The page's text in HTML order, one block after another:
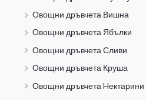
Овощни дръвчета Вишна
Овощни дръвчета Ябълки
Овощни дръвчета Сливи
Овощни дръвчета Круша
Овощни дръвчета Hектарини